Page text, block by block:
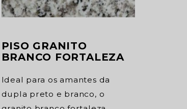
PISO GRANITO
BRANCO FORTALEZA
Ideal para os amantes da
dupla preto e branco, o